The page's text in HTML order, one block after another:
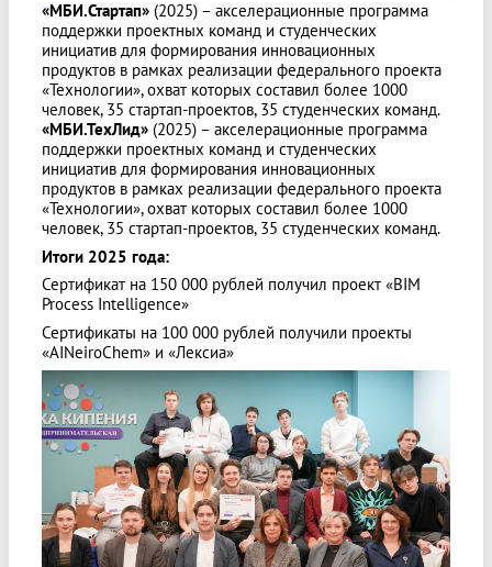
«МБИ.Стартап» (2025) – акселерационные программа
поддержки проектных команд и студенческих
инициатив для формирования инновационных
продуктов в рамках реализации федерального проекта
«Технологии», охват которых составил более 1000
человек, 35 стартап-проектов, 35 студенческих команд.
«МБИ.ТехЛид» (2025) – акселерационные программа
поддержки проектных команд и студенческих
инициатив для формирования инновационных
продуктов в рамках реализации федерального проекта
«Технологии», охват которых составил более 1000
человек, 35 стартап-проектов, 35 студенческих команд.
Итоги 2025 года:
Сертификат на 150 000 рублей получил проект «BIM
Process Intelligence»
Сертификаты на 100 000 рублей получили проекты
«AINeiroChem» и «Лексиа»